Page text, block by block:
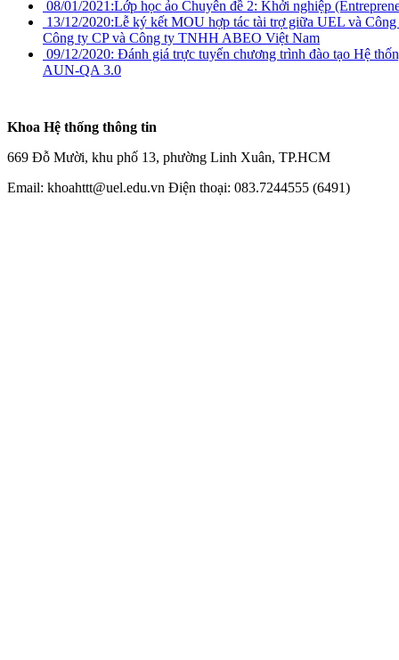
08/01/2021:Lớp học ảo Chuyên đề 2: Khởi nghiệp
13/12/2020:Lễ ký kết MOU hợp tác tài trợ giữa UEL và
Công ty CP và Công ty TNHH ABEO Việt Nam
09/12/2020: Đánh giá trực tuyến chương trình đào tạo Hệ
AUN-QA 3.0
Khoa Hệ thống thông tin
669 Đỗ Mười, khu phố 13, phường Linh Xuân, TP.HCM
Email: khoahttt@uel.edu.vn Điện thoại: 083.7244555 (6491)